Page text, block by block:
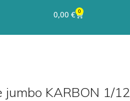
0,00€ 0
jumbo KARBON 1/12